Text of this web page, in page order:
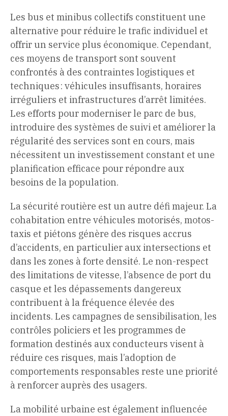
Les bus et minibus collectifs constituent une
alternative pour réduire le trafic individuel et
offrir un service plus économique. Cependant,
ces moyens de transport sont souvent
confrontés à des contraintes logistiques et
techniques : véhicules insuffisants, horaires
irréguliers et infrastructures d’arrêt limitées.
Les efforts pour moderniser le parc de bus,
introduire des systèmes de suivi et améliorer la
régularité des services sont en cours, mais
nécessitent un investissement constant et une
planification efficace pour répondre aux
besoins de la population.
La sécurité routière est un autre défi majeur. La
cohabitation entre véhicules motorisés, motos-
taxis et piétons génère des risques accrus
d’accidents, en particulier aux intersections et
dans les zones à forte densité. Le non-respect
des limitations de vitesse, l’absence de port du
casque et les dépassements dangereux
contribuent à la fréquence élevée des
incidents. Les campagnes de sensibilisation, les
contrôles policiers et les programmes de
formation destinés aux conducteurs visent à
réduire ces risques, mais l’adoption de
comportements responsables reste une priorité
à renforcer auprès des usagers.
La mobilité urbaine est également influencée